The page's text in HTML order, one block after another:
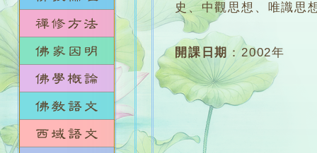
史、中觀思想、唯識思
開課日期 ：2002年